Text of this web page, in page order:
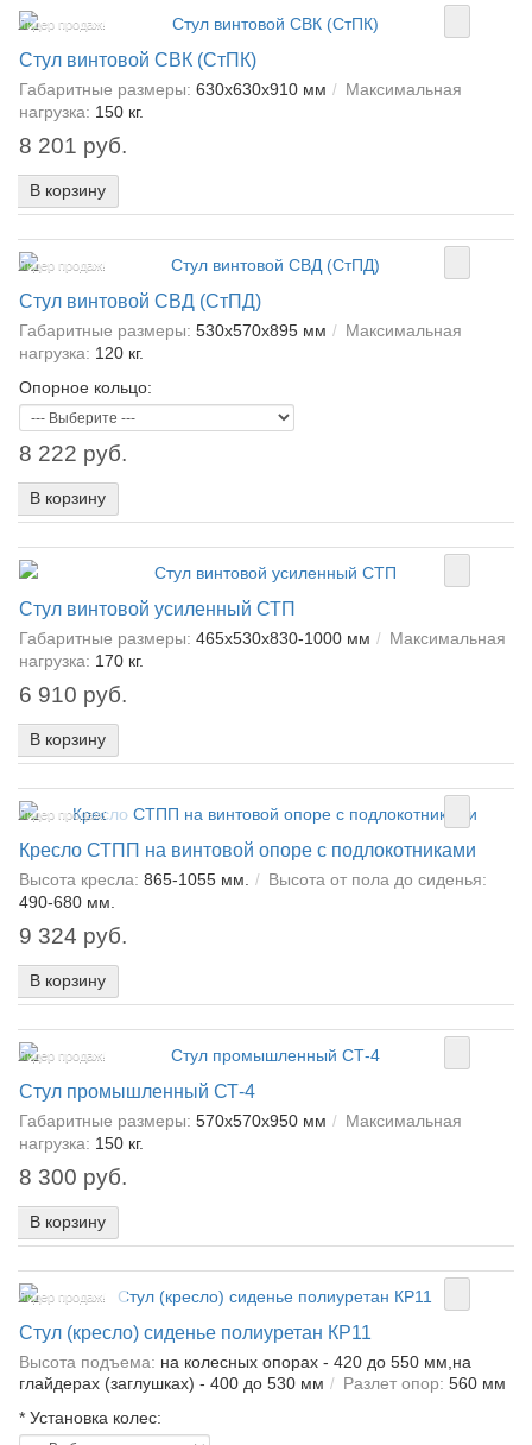
Лидер продаж!
Стул винтовой СВК (СтПК)
Габаритные размеры: 630х630х910 мм
Максимальная
нагрузка: 150 кг.
8 201 руб.
В корзину
Лидер продаж!
Стул винтовой СВД (СтПД)
Габаритные размеры: 530х570х895 мм
Максимальная
нагрузка: 120 кг.
Опорное кольцо:
8 222 руб.
В корзину
Стул винтовой усиленный СТП
Габаритные размеры: 465х530х830-1000 мм
Максимальная
нагрузка: 170 кг.
6 910 руб.
В корзину
Лидер продаж!
Кресло СТПП на винтовой опоре с подлокотниками
Высота кресла: 865-1055 мм.
Высота от пола до сиденья:
490-680 мм.
9 324 руб.
В корзину
Лидер продаж!
Стул промышленный СТ-4
Габаритные размеры: 570х570х950 мм
Максимальная
нагрузка: 150 кг.
8 300 руб.
В корзину
Лидер продаж!
Стул (кресло) сиденье полиуретан КР11
Высота подъема: на колесных опорах - 420 до 550 мм,на
глайдерах (заглушках) - 400 до 530 мм
Разлет опор: 560 мм
* Установка колес: